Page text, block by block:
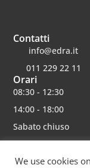
Contatti
info@edra.it
011 229 22 11
Orari
08:30 - 12:30
14:00 - 18:00
Sabato chiuso
We use cookies